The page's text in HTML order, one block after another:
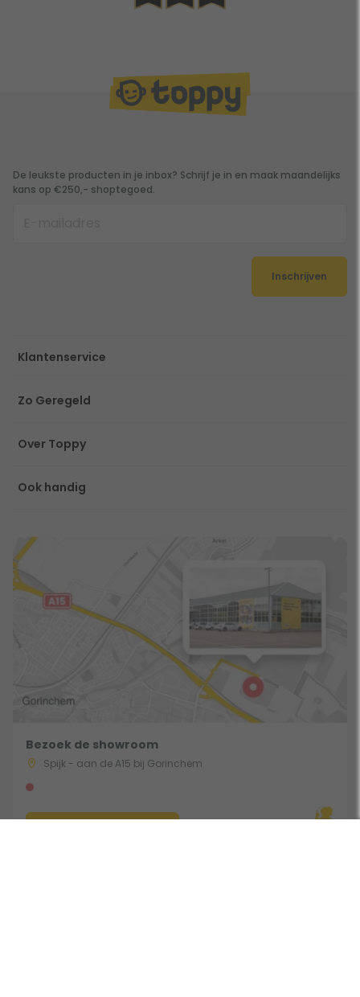
De leukste producten in je inbox? Schrijf je in en maak maandelijks
kans op €250,- shoptegoed.
Inschrijven
Klantenservice
Zo Geregeld
Over Toppy
Ook handig
Bezoek de showroom
Spijk - aan de A15 bij Gorinchem